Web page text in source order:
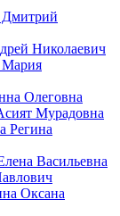
Дмитрий
Николаевич
Мария
Олеговна
Мурадовна
Регина
Васильевна
Оксана